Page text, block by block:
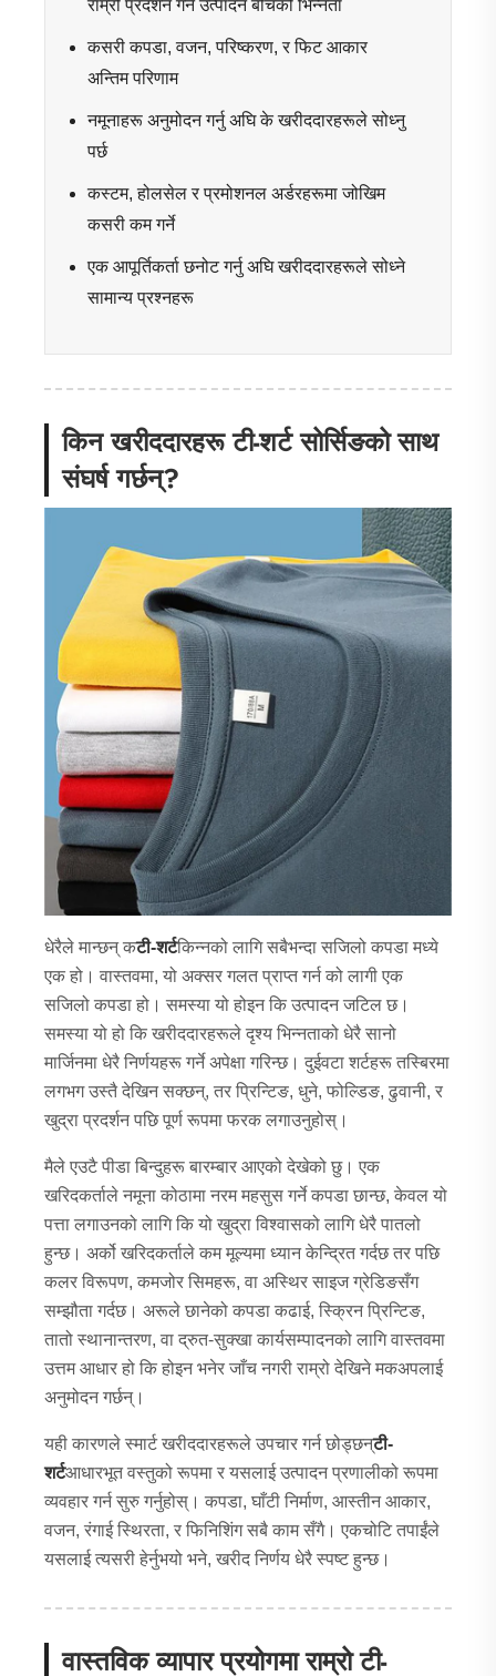
राम्रो प्रदर्शन गर्ने उत्पादन बीचको भिन्नता
कसरी कपडा, वजन, परिष्करण, र फिट आकार
अन्तिम परिणाम
नमूनाहरू अनुमोदन गर्नु अघि के खरीददारहरूले सोध्नु
पर्छ
कस्टम, होलसेल र प्रमोशनल अर्डरहरूमा जोखिम
कसरी कम गर्ने
एक आपूर्तिकर्ता छनोट गर्नु अघि खरीददारहरूले सोध्ने
सामान्य प्रश्नहरू
किन खरीददारहरू टी-शर्ट सोर्सिङको साथ
संघर्ष गर्छन्?
धेरैले मान्छन् कटी-शर्टकिन्नको लागि सबैभन्दा सजिलो कपडा मध्ये
एक हो। वास्तवमा, यो अक्सर गलत प्राप्त गर्न को लागी एक
सजिलो कपडा हो। समस्या यो होइन कि उत्पादन जटिल छ।
समस्या यो हो कि खरीददारहरूले दृश्य भिन्नताको धेरै सानो
मार्जिनमा धेरै निर्णयहरू गर्ने अपेक्षा गरिन्छ। दुईवटा शर्टहरू तस्बिरमा
लगभग उस्तै देखिन सक्छन्, तर प्रिन्टिङ, धुने, फोल्डिङ, ढुवानी, र
खुद्रा प्रदर्शन पछि पूर्ण रूपमा फरक लगाउनुहोस्।
मैले एउटै पीडा बिन्दुहरू बारम्बार आएको देखेको छु। एक
खरिदकर्ताले नमूना कोठामा नरम महसुस गर्ने कपडा छान्छ, केवल यो
पत्ता लगाउनको लागि कि यो खुद्रा विश्वासको लागि धेरै पातलो
हुन्छ। अर्को खरिदकर्ताले कम मूल्यमा ध्यान केन्द्रित गर्दछ तर पछि
कलर विरूपण, कमजोर सिमहरू, वा अस्थिर साइज ग्रेडिङसँग
सम्झौता गर्दछ। अरूले छानेको कपडा कढाई, स्क्रिन प्रिन्टिङ,
तातो स्थानान्तरण, वा द्रुत-सुक्खा कार्यसम्पादनको लागि वास्तवमा
उत्तम आधार हो कि होइन भनेर जाँच नगरी राम्रो देखिने मकअपलाई
अनुमोदन गर्छन्।
यही कारणले स्मार्ट खरीददारहरूले उपचार गर्न छोड्छन्टी-
शर्टआधारभूत वस्तुको रूपमा र यसलाई उत्पादन प्रणालीको रूपमा
व्यवहार गर्न सुरु गर्नुहोस्। कपडा, घाँटी निर्माण, आस्तीन आकार,
वजन, रंगाई स्थिरता, र फिनिशिंग सबै काम सँगै। एकचोटि तपाईंले
यसलाई त्यसरी हेर्नुभयो भने, खरीद निर्णय धेरै स्पष्ट हुन्छ।
वास्तविक व्यापार प्रयोगमा राम्रो टी-